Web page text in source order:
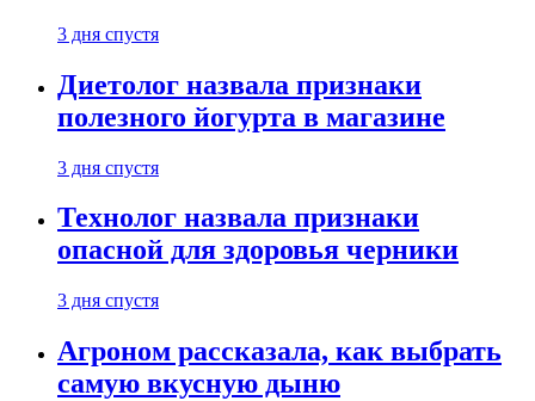
3 дня спустя
Диетолог назвала признаки
полезного йогурта в магазине
3 дня спустя
Технолог назвала признаки
опасной для здоровья черники
3 дня спустя
Агроном рассказала, как выбрать
самую вкусную дыню